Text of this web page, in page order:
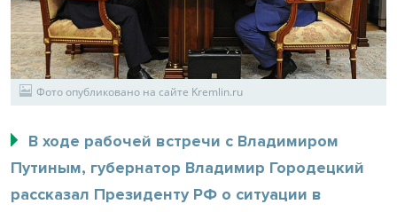
Фото опубликовано на сайте Kremlin.ru
В ходе рабочей встречи с Владимиром
Путиным, губернатор Владимир Городецкий
рассказал Президенту РФ о ситуации в